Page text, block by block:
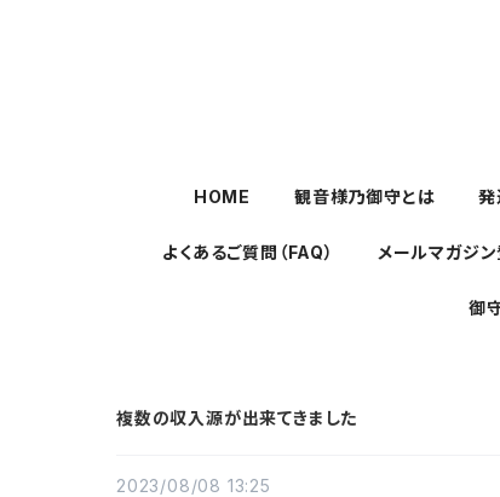
HOME 観音様乃御守とは 発
よくあるご質問（FAQ） メールマガジ
御
複数の収入源が出来てきました
2023/08/08 13:25